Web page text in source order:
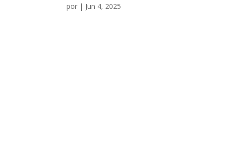
por | Jun 4, 2025